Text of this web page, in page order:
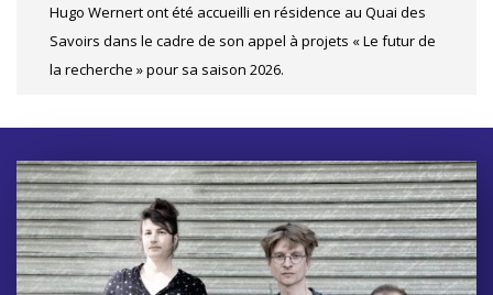
Hugo Wernert ont été accueilli en résidence au Quai des
Savoirs dans le cadre de son appel à projets « Le futur de
la recherche » pour sa saison 2026.